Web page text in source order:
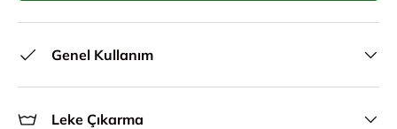
Genel Kullanım
Leke Çıkarma